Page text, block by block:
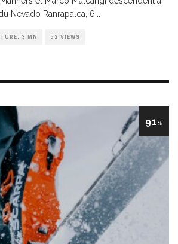
Nevado Ranrapalca, 6
3 MN 52 VIEWS
91 %